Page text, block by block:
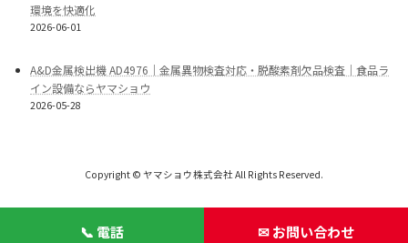
環境を快適化
2026-06-01
A&D金属検出機 AD4976｜金属異物検査対応・脱酸素剤欠品検査｜食品ラ
イン設備ならヤマショウ
2026-05-28
Copyright © ヤマショウ株式会社 All Rights Reserved.
📞 電話 ✉ お問い合わせ